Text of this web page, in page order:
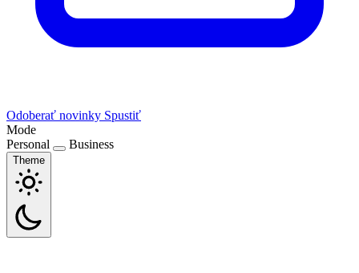
Odoberať novinky Spustiť
Mode
Personal
Business
Theme